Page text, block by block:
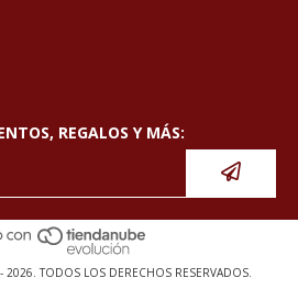
REGALOS Y MÁS:
2026. TODOS LOS DERECHOS RESERVADOS.